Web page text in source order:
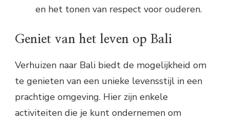
en het tonen van respect voor ouderen.
Geniet van het leven op Bali
Verhuizen naar Bali biedt de mogelijkheid om
te genieten van een unieke levensstijl in een
prachtige omgeving. Hier zijn enkele
activiteiten die je kunt ondernemen om